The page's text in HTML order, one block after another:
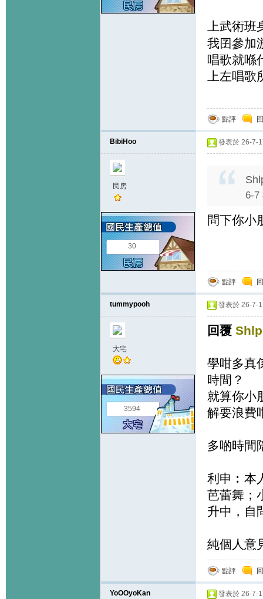
上武術
我囝參加
唱歌就喺
上左唱
點評
BibiHoo
民房
30
發表於 26-7-
6-7
問下你小
點評
tummypooh
大宅
3594
發表於 26-7-
回覆
學咁多真
時間？
就算你小
解要浪費
多啲時間
利申︰本
芭蕾舞；
升中，自
純個人意
點評
YoOOyoKan 發表於 26-7-